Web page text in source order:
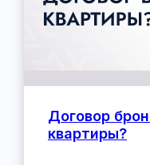
Договор
квартиры?